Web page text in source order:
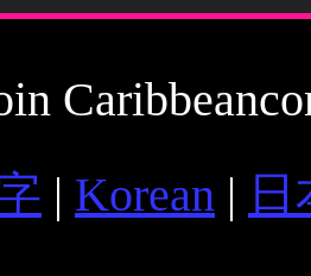
| Korean |